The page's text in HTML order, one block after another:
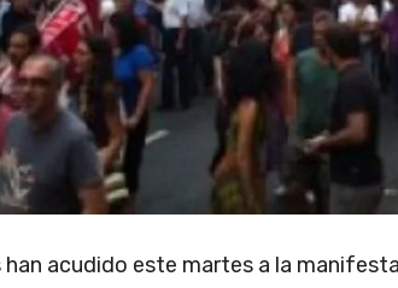
han acudido este martes a la